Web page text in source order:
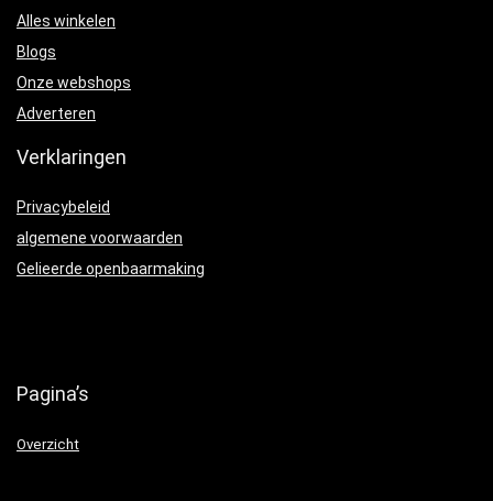
Alles winkelen
Blogs
Onze webshops
Adverteren
Verklaringen
Privacybeleid
algemene voorwaarden
Gelieerde openbaarmaking
Pagina’s
Overzicht